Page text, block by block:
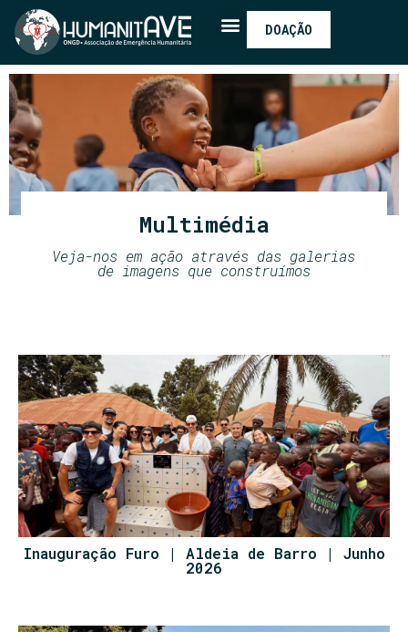
DOAÇÃO
Multimédia
Veja-nos em ação através das galerias
de imagens que construímos
Inauguração Furo | Aldeia de Barro | Junho
2026